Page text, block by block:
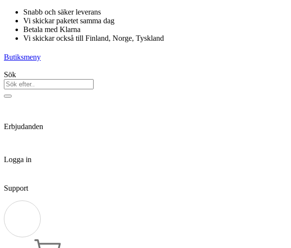
Hoppa
innehåll
Snabb och säker leverans
Vi skickar paketet samma dag
Betala med Klarna
Vi skickar också till Finland, Norge, Tyskland
Butiksmeny
Sök
Erbjudanden
Logga in
Support